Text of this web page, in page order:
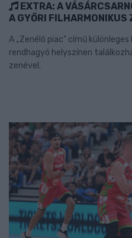
EXTRA: A
A GYŐRI FILHARMONIKUS
A „Zenélő piac” című
rendhagyó helyszínen
zenével.